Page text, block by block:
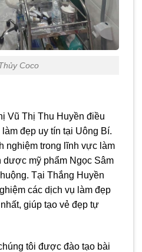
Coco
Vũ Thị Thu Huyền điều
đẹp uy tín tại Uông Bí.
nghiệm trong lĩnh vực làm
dược mỹ phẩm Ngọc Sâm
Tại Thắng Huyền
các dịch vụ làm đẹp
giúp tạo vẻ đẹp tự
tôi được đào tạo bài